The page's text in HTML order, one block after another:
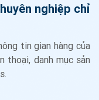
nghiệp chỉ
tin gian hàng của
thoại, danh mục sản